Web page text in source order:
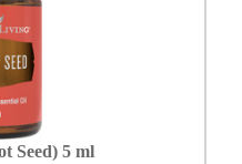
Seed) 5 ml